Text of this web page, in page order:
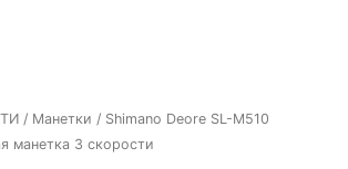
/ Манетки / Shimano Deore SL-M510
манетка 3 скорости